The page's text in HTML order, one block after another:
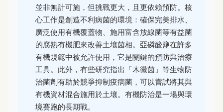
並非無計可施，但挑戰更大，且更依賴預防。核
心工作是創造不利病菌的環境：確保完美排水、
廣泛使用有機覆蓋物、施用富含放線菌等有益菌
的腐熟有機肥來改善土壤菌相。亞磷酸鹽在許多
有機規範中被允許使用，它是關鍵的預防與治療
工具。此外，有些研究指出「木黴菌」等生物防
治菌劑有助於競爭抑制疫病菌，可以嘗試將其與
有機資材混合施用於土壤。有機防治是一場與環
境賽跑的長期戰。